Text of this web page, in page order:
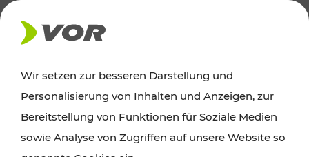
AKTUELLES
Ausflugstipps
Wien, Niederösterreich und das Burgenland
Wir setzen zur besseren Darstellung und
Personalisierung von Inhalten und Anzeigen, zur
Bereitstellung von Funktionen für Soziale Medien
sowie Analyse von Zugriffen auf unsere Website so